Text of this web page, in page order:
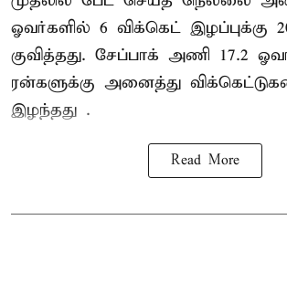
ஓவர்களில் 6 விக்கெட் இழப்புக்கு
குவித்தது. சேப்பாக் அணி 17.2
ரன்களுக்கு அனைத்து
இழந்தது .
Read More